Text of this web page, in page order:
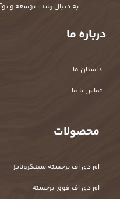
به دنبال رشد ، توسعه و
درباره ما
داستان ما
تماس با ما
محصولات
ام دی اف برجسته سینکرونایز
ام دی اف فوق برجسته